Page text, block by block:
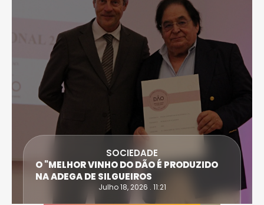
SOCIEDADE
O "MELHOR VINHO DO DÃO É PRODUZIDO
NA ADEGA DE SILGUEIROS
Julho 18, 2026 . 11:21